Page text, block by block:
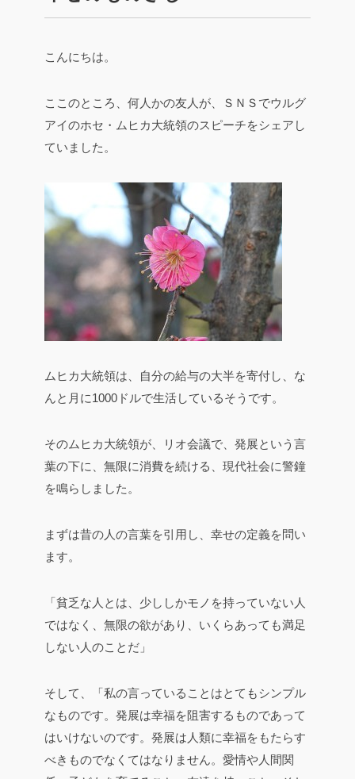
こんにちは。
ここのところ、何人かの友人が、ＳＮＳでウルグ
アイのホセ・ムヒカ大統領のスピーチをシェアし
ていました。
ムヒカ大統領は、自分の給与の大半を寄付し、な
んと月に1000ドルで生活しているそうです。
そのムヒカ大統領が、リオ会議で、発展という言
葉の下に、無限に消費を続ける、現代社会に警鐘
を鳴らしました。
まずは昔の人の言葉を引用し、幸せの定義を問い
ます。
「貧乏な人とは、少ししかモノを持っていない人
ではなく、無限の欲があり、いくらあっても満足
しない人のことだ」
そして、「私の言っていることはとてもシンプル
なものです。発展は幸福を阻害するものであって
はいけないのです。発展は人類に幸福をもたらす
べきものでなくてはなりません。愛情や人間関